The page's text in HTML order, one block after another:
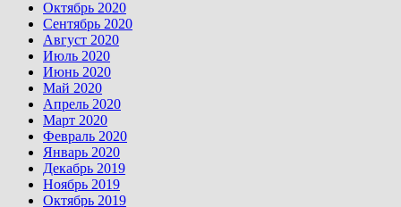
Октябрь 2020
Сентябрь 2020
Август 2020
Июль 2020
Июнь 2020
Май 2020
Апрель 2020
Март 2020
Февраль 2020
Январь 2020
Декабрь 2019
Ноябрь 2019
Октябрь 2019